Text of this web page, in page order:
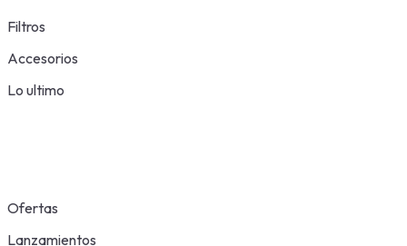
Filtros
Accesorios
Lo ultimo
Ofertas
Lanzamientos